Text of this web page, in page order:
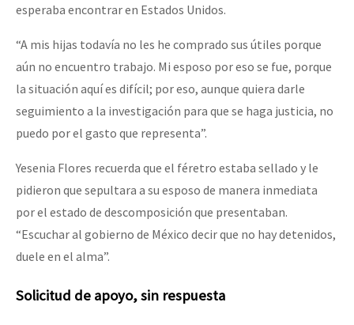
esperaba encontrar en Estados Unidos.
“A mis hijas todavía no les he comprado sus útiles porque
aún no encuentro trabajo. Mi esposo por eso se fue, porque
la situación aquí es difícil; por eso, aunque quiera darle
seguimiento a la investigación para que se haga justicia, no
puedo por el gasto que representa”.
Yesenia Flores recuerda que el féretro estaba sellado y le
pidieron que sepultara a su esposo de manera inmediata
por el estado de descomposición que presentaban.
“Escuchar al gobierno de México decir que no hay detenidos,
duele en el alma”.
Solicitud de apoyo, sin respuesta